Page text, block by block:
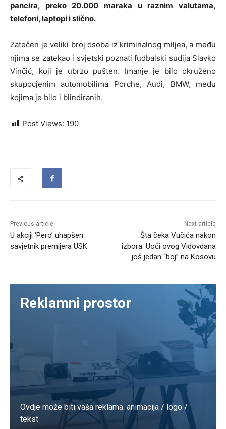
pancira, preko 20.000 maraka u raznim valutama,
telefoni, laptopi i slično.
Zatečen je veliki broj osoba iz kriminalnog miljea, a među
njima se zatekao i svjetski poznati fudbalski sudija Slavko
Vinčić, koji je ubrzo pušten. Imanje je bilo okruženo
skupocjenim automobilima Porche, Audi, BMW, među
kojima je bilo i blindiranih.
Post Views: 190
Previous article
U akciji ‘Pero’ uhapšen
savjetnik premijera USK
Next article
Šta čeka Vučića nakon
izbora: Uoči ovog Vidovdana
još jedan “boj” na Kosovu
Reklamni prostor
Ovdje može biti vaša reklama. animacija / logo /
tekst